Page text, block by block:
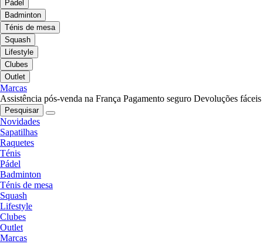
Pádel
Badminton
Ténis de mesa
Squash
Lifestyle
Clubes
Outlet
Marcas
Assistência pós-venda na França Pagamento seguro Devoluções fáceis
Pesquisar
Novidades
Sapatilhas
Raquetes
Ténis
Pádel
Badminton
Ténis de mesa
Squash
Lifestyle
Clubes
Outlet
Marcas